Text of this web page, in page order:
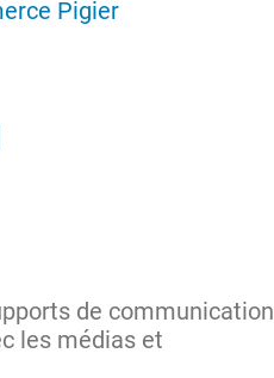
Pigier
de communication
les médias et